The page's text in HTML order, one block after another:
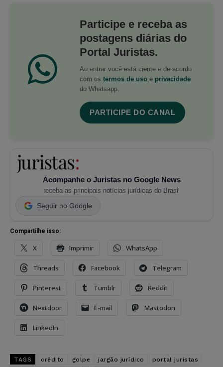
Participe e receba as
postagens diárias do
Portal Juristas.
Ao entrar você está ciente e de acordo
com os termos de uso e privacidade
do Whatsapp.
PARTICIPE DO CANAL
Acompanhe o Juristas no Google News
receba as principais notícias jurídicas do Brasil
Seguir no Google
Compartilhe isso:
X Imprimir WhatsApp
Threads Facebook Telegram
Pinterest Tumblr Reddit
Nextdoor E-mail Mastodon
LinkedIn
TAGS crédito golpe jargão jurídico
portal juristas